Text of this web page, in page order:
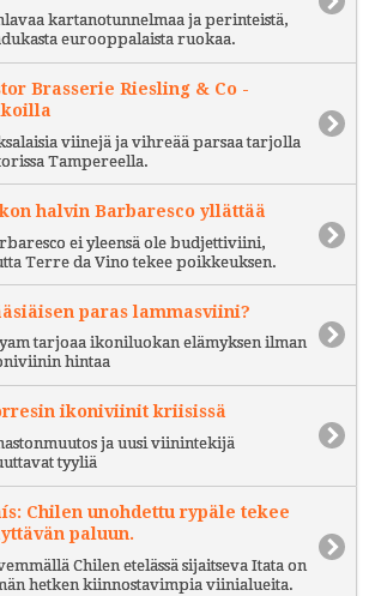
kartanotunnelmaa ja perinteistä,
eurooppalaista ruokaa.
Brasserie Riesling & Co -
viinejä ja vihreää parsaa tarjolla
Tampereella.
halvin Barbaresco yllättää
ei yleensä ole budjettiviini,
Terre da Vino tekee poikkeuksen.
paras lammasviini?
tarjoaa ikoniluokan elämyksen ilman
hintaa
ikoniviinit kriisissä
ja uusi viinintekijä
tyyliä
Chilen unohdettu rypäle tekee
paluun.
Chilen etelässä sijaitseva Itata on
hetken kiinnostavimpia viinialueita.